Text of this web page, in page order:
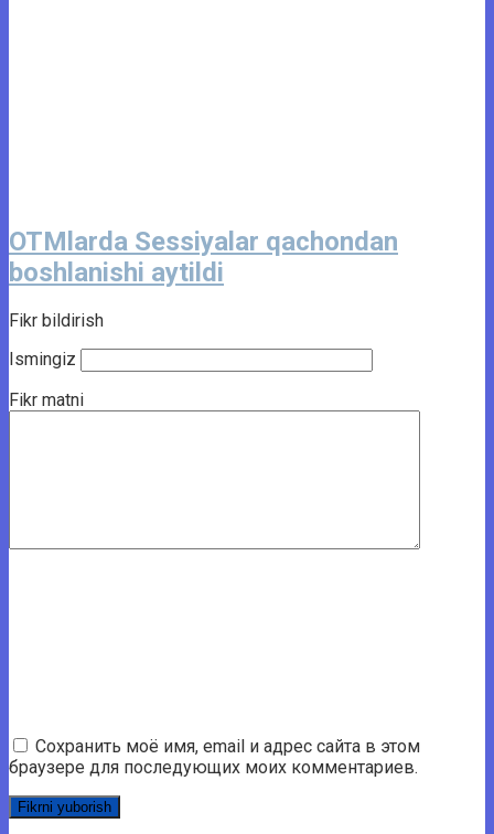
OTMlarda Sessiyalar qachondan
boshlanishi aytildi
Fikr bildirish
Ismingiz
Fikr matni
Сохранить моё имя, email и адрес сайта в этом
браузере для последующих моих комментариев.